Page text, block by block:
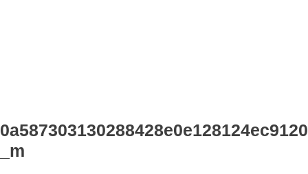
0a587303130288428e0e128124ec9120
_m